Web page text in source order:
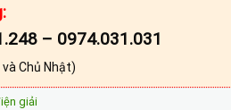
– 0974.031.031
Chủ Nhật)
giải